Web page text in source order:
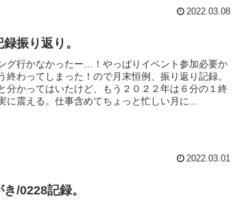
2022.03.08
振り返り。
グ行かなかったー…！やっぱりイベント参加必要か
終わってしまった！ので月末恒例、振り返り記録。
分かってはいたけど、もう２０２２年は６分の１終
に震える。仕事含めてちょっと忙しい月に...
2022.03.01
/0228記録。